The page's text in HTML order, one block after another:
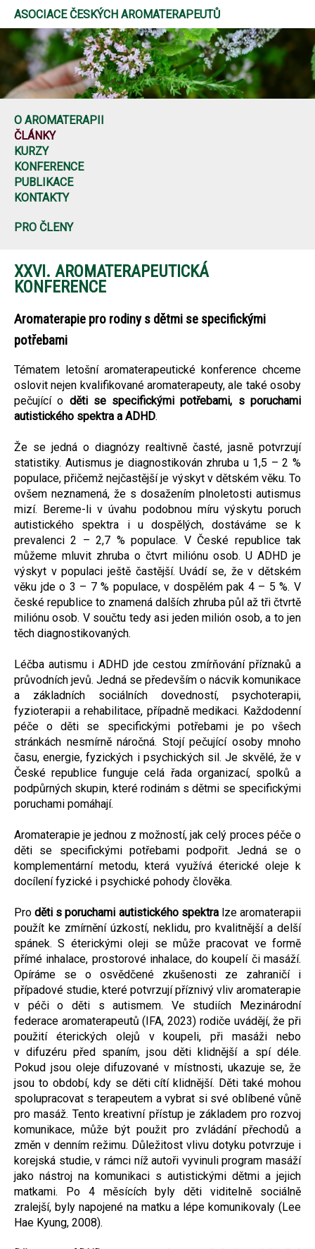
ASOCIACE ČESKÝCH AROMATERAPEUTŮ
O AROMATERAPII
ČLÁNKY
KURZY
KONFERENCE
PUBLIKACE
KONTAKTY
PRO ČLENY
XXVI. AROMATERAPEUTICKÁ
KONFERENCE
Aromaterapie pro rodiny s dětmi se specifickými
potřebami
Tématem letošní aromaterapeutické konference chceme
oslovit nejen kvalifikované aromaterapeuty, ale také osoby
pečující o děti se specifickými potřebami, s poruchami
autistického spektra a ADHD.
Že se jedná o diagnózy realtivně časté, jasně potvrzují
statistiky. Autismus je diagnostikován zhruba u 1,5 – 2 %
populace, přičemž nejčastější je výskyt v dětském věku. To
ovšem neznamená, že s dosažením plnoletosti autismus
mizí. Bereme-li v úvahu podobnou míru výskytu poruch
autistického spektra i u dospělých, dostáváme se k
prevalenci 2 – 2,7 % populace. V České republice tak
můžeme mluvit zhruba o čtvrt miliónu osob. U ADHD je
výskyt v populaci ještě častější. Uvádí se, že v dětském
věku jde o 3 – 7 % populace, v dospělém pak 4 – 5 %. V
české republice to znamená dalších zhruba půl až tři čtvrtě
miliónu osob. V součtu tedy asi jeden milión osob, a to jen
těch diagnostikovaných.
Léčba autismu i ADHD jde cestou zmírňování příznaků a
průvodních jevů. Jedná se především o nácvik komunikace
a základních sociálních dovedností, psychoterapii,
fyzioterapii a rehabilitace, případně medikaci. Každodenní
péče o děti se specifickými potřebami je po všech
stránkách nesmírně náročná. Stojí pečující osoby mnoho
času, energie, fyzických i psychických sil. Je skvělé, že v
České republice funguje celá řada organizací, spolků a
podpůrných skupin, které rodinám s dětmi se specifickými
poruchami pomáhají.
Aromaterapie je jednou z možností, jak celý proces péče o
děti se specifickými potřebami podpořit. Jedná se o
komplementární metodu, která využívá éterické oleje k
docílení fyzické i psychické pohody člověka.
Proděti s poruchami autistického spektralze aromaterapii
použít ke zmírnění úzkostí, neklidu, pro kvalitnější a delší
spánek. S éterickými oleji se může pracovat ve formě
přímé inhalace, prostorové inhalace, do koupelí či masáží.
Opíráme se o osvědčené zkušenosti ze zahraničí i
případové studie, které potvrzují příznivý vliv aromaterapie
v péči o děti s autismem. Ve studiích Mezinárodní
federace aromaterapeutů (IFA, 2023) rodiče uvádějí, že při
použití éterických olejů v koupeli, při masáži nebo
v difuzéru před spaním, jsou děti klidnější a spí déle.
Pokud jsou oleje difuzované v místnosti, ukazuje se, že
jsou to období, kdy se děti cítí klidnější. Děti také mohou
spolupracovat s terapeutem a vybrat si své oblíbené vůně
pro masáž. Tento kreativní přístup je základem pro rozvoj
komunikace, může být použit pro zvládání přechodů a
změn v denním režimu. Důležitost vlivu dotyku potvrzuje i
korejská studie, v rámci níž autoři vyvinuli program masáží
jako nástroj na komunikaci s autistickými dětmi a jejich
matkami. Po 4 měsících byly děti viditelně sociálně
zralejší, byly napojené na matku a lépe komunikovaly (Lee
Hae Kyung, 2008).